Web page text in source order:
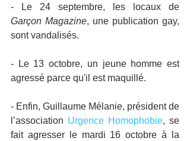
Garçon Magazine, une publication gay,
sont vandalisés.
- Le 13 octobre, un jeune homme est
agressé parce qu'il est maquillé.
- Enfin, Guillaume Mélanie, président de
l’association Urgence Homophobie, se
fait agresser le mardi 16 octobre à la